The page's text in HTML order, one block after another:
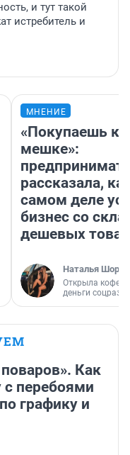
и тут такой
истребитель и
МНЕНИЕ
«Покупаешь
мешке»:
рассказала,
самом деле
бизнес со
дешевых
Наталья
Открыла
деньги
Как
перебоями
графику и